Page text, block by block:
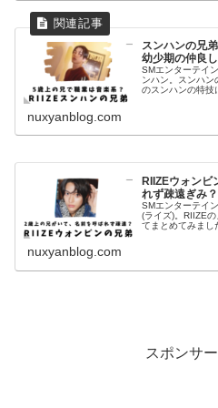
スンハンの兄
幼少期の仲良
SMエンターテイ
ンハン。スンハン
のスンハンの特技
nuxyanblog.com
RIIZEウォンビ
れず疎遠ぎみ？
SMエンターテイ
(ライズ)。RIIZE
てまとめてみまし
nuxyanblog.com
スポンサ